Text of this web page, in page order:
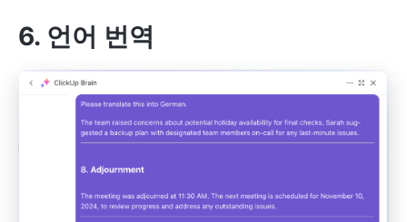
6. 언어 번역